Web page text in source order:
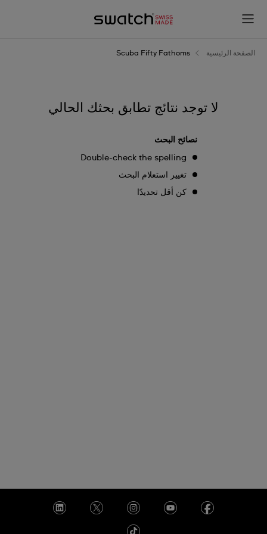
Scuba
Fathoms
الصفحة الرئيسية Scuba Fifty Fathoms
لا توجد نتائج تطابق بحثك الحالي
نصائح البحث
Double-check the spelling
تغيير استعلام البحث
كن أقل تحديدًا